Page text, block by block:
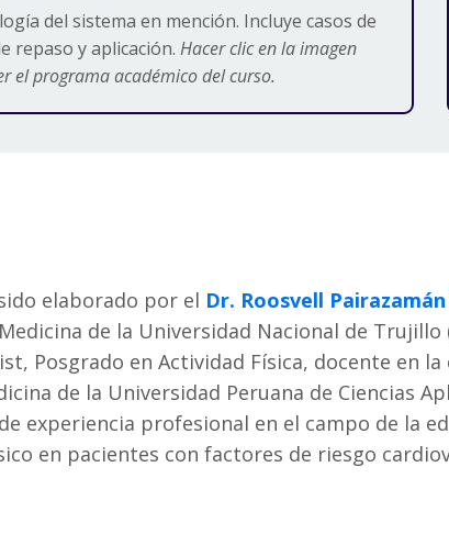
del sistema en mención. Incluye casos de
repaso y aplicación. Hacer clic en la imagen
el programa académico del curso.
elaborado por el Dr. Roosvell
de la Universidad Nacional de Trujillo
Posgrado en Actividad Física, docente en
de la Universidad Peruana de Ciencias
experiencia profesional en el campo de la
en pacientes con factores de riesgo